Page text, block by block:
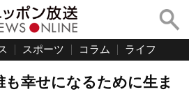
スポーツ コラム ライフ
も幸せになるために生ま